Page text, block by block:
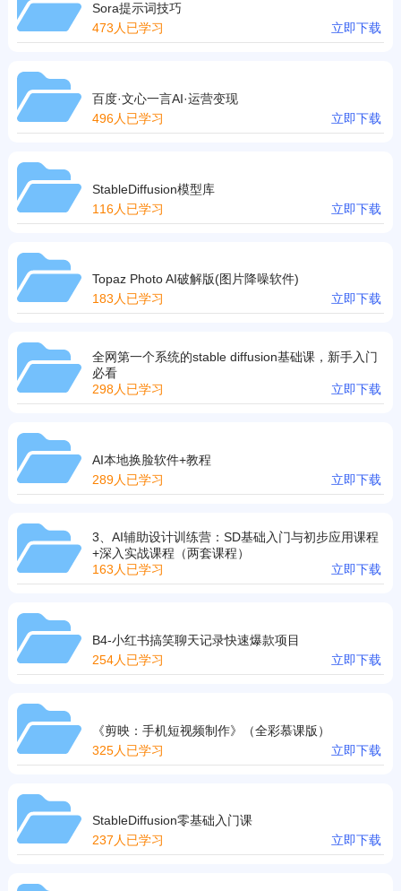
Sora提示词技巧
473人已学习
立即下载
百度·文心一言AI·运营变现
496人已学习
立即下载
StableDiffusion模型库
116人已学习
立即下载
Topaz Photo AI破解版(图片降噪软件)
183人已学习
立即下载
全网第一个系统的stable diffusion基础课，新手入门
必看
298人已学习
立即下载
AI本地换脸软件+教程
289人已学习
立即下载
3、AI辅助设计训练营：SD基础入门与初步应用课程
+深入实战课程（两套课程）
163人已学习
立即下载
B4-小红书搞笑聊天记录快速爆款项目
254人已学习
立即下载
《剪映：手机短视频制作》（全彩慕课版）
325人已学习
立即下载
StableDiffusion零基础入门课
237人已学习
立即下载